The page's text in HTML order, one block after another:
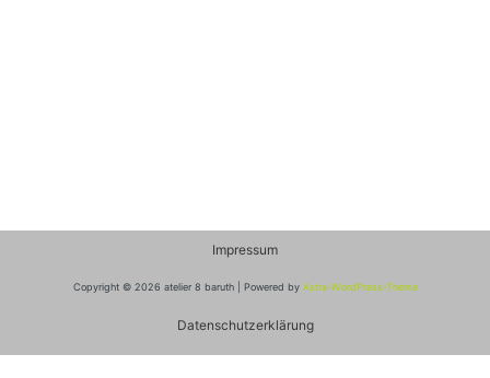
Impressum
Copyright © 2026 atelier 8 baruth | Powered by Astra-WordPress-Theme
Datenschutzerklärung